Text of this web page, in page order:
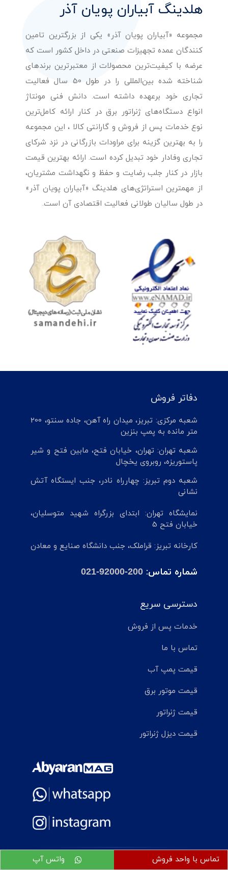
هلدینگ آبیاران پویان آذر
مجموعه «آبیاران پویان آذر» یکی از بزرگترین تامین
کنندگان عمده تجهیزات صنعتی در داخل کشور است که
عرضه با کیفیت‌ترین محصولات از معتبرترین برندهای
شناخته شده بین‌المللی را در طول 50 سال فعالیت
تجاری خود برعهده داشته است. دانش فنی مونتاژ
انواع دستگاه‌های ژنراتور برق در کنار ارائه کامل‌ترین
نوع خدمات پس از فروش و گارانتی کالا ، این مجموعه
را به بهترین گزینه برای مراودات بازرگانی در نزد شرکای
تجاری وفادار خود تبدیل کرده است. ارائه بهترین قیمت
بازار در کنار جلب رضایت و حفظ و نگهداشت مشتریان،
از مهمترین استراتژی‌های هلدینگ «آبیاران پویان آذر»
در طول سالیان طولانی فعالیت اقتصادی آن است.
دفاتر فروش
شعبه مرکزی: تبریز، میدان راه آهن، جاده سنتو، 200
متر مانده به پمپ بنزین
شعبه تهران: تهران، خیابان فتح، مابین فتح و شیر
پاستوریزه، روبروی یخچال
شعبه دوم تبریز: چهارراه نادر، جنب ایستگاه آتش
نشانی
نمایشگاه تهران: ابتدای بزرگراه شهید متوسلیان،
خیابان فتح 5
کارخانه تبریز: قراملک، جنب دانشگاه صنایع و معادن
شماره تماس: 021-92000-200
دسترسی سریع
خدمات پس از فروش
تماس با ما
قیمت پمپ آب
قیمت موتور برق
قیمت ژنراتور
قیمت دیزل ژنراتور
تماس با واحد فروش واتس آپ